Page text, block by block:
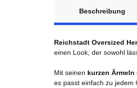
Beschreibung
Reichstadt Oversized
einen Look, der sowohl
Mit seinen kurzen Ärmeln
es passt einfach zu jedem